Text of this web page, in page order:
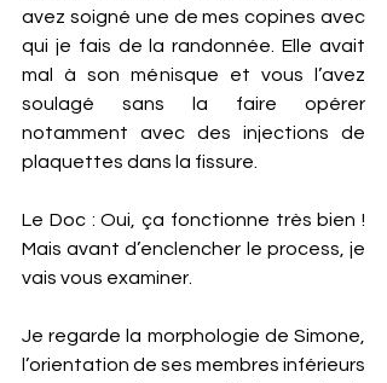
avez soigné une de mes copines avec
qui je fais de la randonnée. Elle avait
mal à son ménisque et vous l’avez
soulagé sans la faire opérer
notamment avec des injections de
plaquettes dans la fissure.
Le Doc : Oui, ça fonctionne très bien !
Mais avant d’enclencher le process, je
vais vous examiner.
Je regarde la morphologie de Simone,
l’orientation de ses membres inférieurs